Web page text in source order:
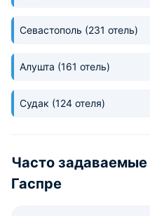
Севастополь (231 отель)
Алушта (161 отель)
Судак (124 отеля)
Часто задаваемые
Гаспре